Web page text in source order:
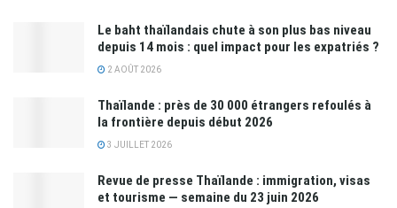
Le baht thaïlandais chute à son plus bas niveau
depuis 14 mois : quel impact pour les expatriés ?
2 AOÛT 2026
Thaïlande : près de 30 000 étrangers refoulés à
la frontière depuis début 2026
3 JUILLET 2026
Revue de presse Thaïlande : immigration, visas
et tourisme — semaine du 23 juin 2026